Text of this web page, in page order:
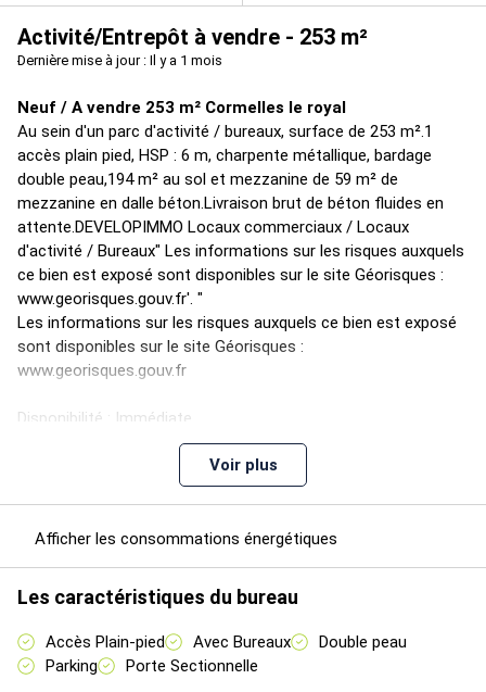
Activité/Entrepôt à vendre - 253 m²
Dernière mise à jour : Il y a 1 mois
Neuf / A vendre 253 m² Cormelles le royal
Au sein d'un parc d'activité / bureaux, surface de 253 m².1
accès plain pied, HSP : 6 m, charpente métallique, bardage
double peau,194 m² au sol et mezzanine de 59 m² de
mezzanine en dalle béton.Livraison brut de béton fluides en
attente.DEVELOPIMMO Locaux commerciaux / Locaux
d'activité / Bureaux" Les informations sur les risques auxquels
ce bien est exposé sont disponibles sur le site Géorisques :
www.georisques.gouv.fr'. "
Les informations sur les risques auxquels ce bien est exposé
sont disponibles sur le site Géorisques :
www.georisques.gouv.fr
Disponibilité : Immédiate
Bardage Double Peau
Fluides en attente
Parking Extérieur
Porte(s) sectionnelle(s) : 1
Terrain bitumé
Toiture isolée
Voir plus
Afficher les consommations énergétiques
Les caractéristiques du bureau
Accès Plain-pied Avec Bureaux
Double peau
Parking
Porte Sectionnelle